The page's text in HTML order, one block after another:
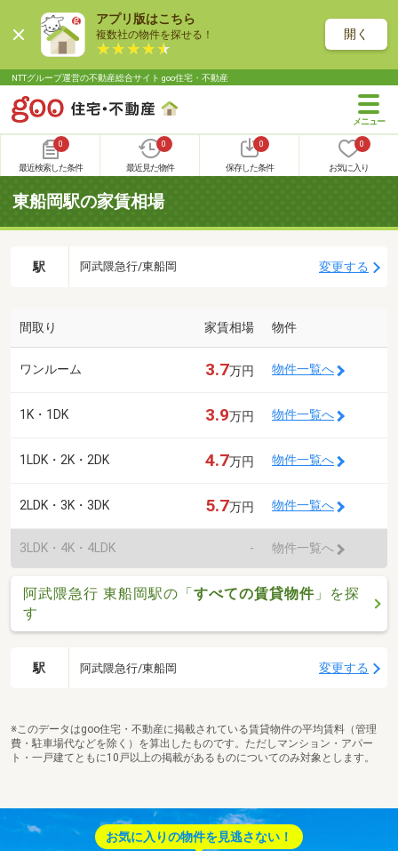
アプリ版はこちら
複数社の物件を探せる！ 開く
NTTグループ運営の不動産総合サイト goo住宅・不動産
0
最近検索した条件
0
最近見た物件
0
保存した条件
0
お気に入り
東船岡駅の家賃相場
駅 阿武隈急行/東船岡 変更する
間取り 家賃相場 物件
ワンルーム 3.7万円 物件一覧へ
1K・1DK 3.9万円 物件一覧へ
1LDK・2K・2DK 4.7万円 物件一覧へ
2LDK・3K・3DK 5.7万円 物件一覧へ
3LDK・4K・4LDK - 物件一覧へ
阿武隈急行 東船岡駅の「すべての賃貸物件 」を探
す
駅 阿武隈急行/東船岡 変更する
※このデータはgoo住宅・不動産に掲載されている賃貸物件の平均賃料（管理
費・駐車場代などを除く）を算出したものです。ただしマンション・アパー
ト・一戸建てともに10戸以上の掲載があるものについてのみ対象とします。
お気に入りの物件を見逃さない！